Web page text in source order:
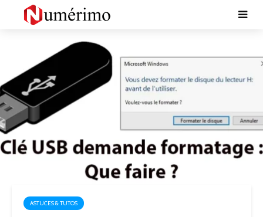
ASTUCES & TUTOS